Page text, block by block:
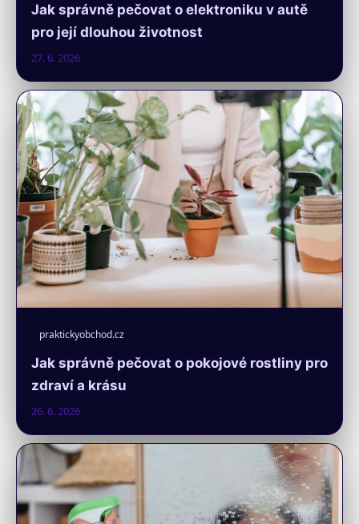
Jak správně pečovat o elektroniku v autě
pro její dlouhou životnost
27. 6. 2026
praktickyobchod.cz
Jak správně pečovat o pokojové rostliny pro
zdraví a krásu
26. 6. 2026